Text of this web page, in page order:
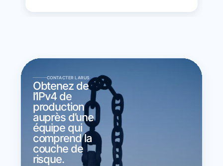
CONTACTER LARUS
Obtenez de
l’IPv4 de
production
auprès d’une
équipe qui
comprend la
couche de
risque.